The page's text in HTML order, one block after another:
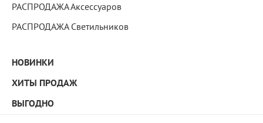
РАСПРОДАЖА Аксессуаров
РАСПРОДАЖА Светильников
НОВИНКИ
ХИТЫ ПРОДАЖ
ВЫГОДНО